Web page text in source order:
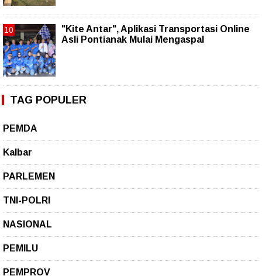
"Kite Antar", Aplikasi Transportasi Online
Asli Pontianak Mulai Mengaspal
TAG POPULER
PEMDA
Kalbar
PARLEMEN
TNI-POLRI
NASIONAL
PEMILU
PEMPROV